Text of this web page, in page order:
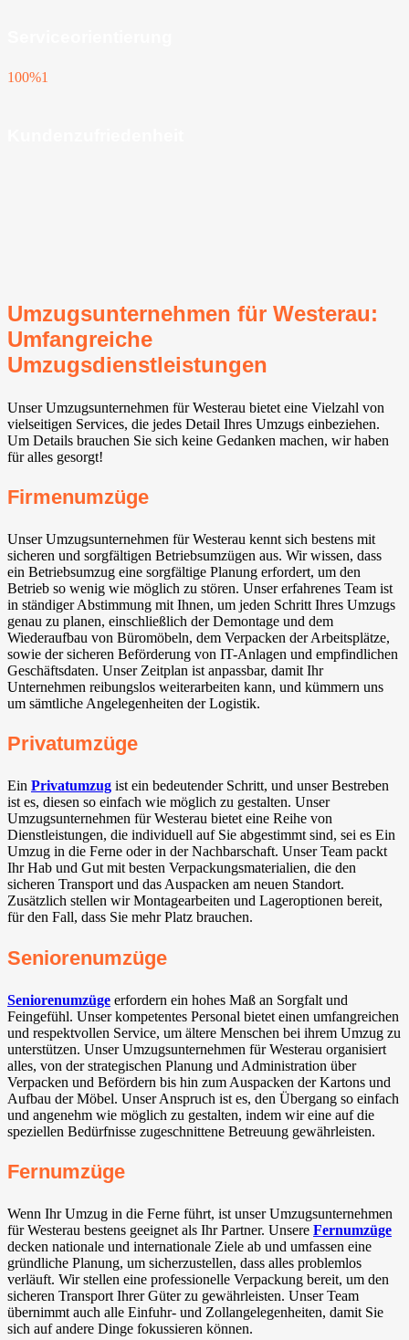
100%1
Umzugsunternehmen für Westerau:
Umfangreiche
Umzugsdienstleistungen
Unser Umzugsunternehmen für Westerau bietet eine Vielzahl von
vielseitigen Services, die jedes Detail Ihres Umzugs einbeziehen.
Um Details brauchen Sie sich keine Gedanken machen, wir haben
für alles gesorgt!
Firmenumzüge
Unser Umzugsunternehmen für Westerau kennt sich bestens mit
sicheren und sorgfältigen Betriebsumzügen aus. Wir wissen, dass
ein Betriebsumzug eine sorgfältige Planung erfordert, um den
Betrieb so wenig wie möglich zu stören. Unser erfahrenes Team ist
in ständiger Abstimmung mit Ihnen, um jeden Schritt Ihres Umzugs
genau zu planen, einschließlich der Demontage und dem
Wiederaufbau von Büromöbeln, dem Verpacken der Arbeitsplätze,
sowie der sicheren Beförderung von IT-Anlagen und empfindlichen
Geschäftsdaten. Unser Zeitplan ist anpassbar, damit Ihr
Unternehmen reibungslos weiterarbeiten kann, und kümmern uns
um sämtliche Angelegenheiten der Logistik.
Privatumzüge
Ein Privatumzug ist ein bedeutender Schritt, und unser Bestreben
ist es, diesen so einfach wie möglich zu gestalten. Unser
Umzugsunternehmen für Westerau bietet eine Reihe von
Dienstleistungen, die individuell auf Sie abgestimmt sind, sei es Ein
Umzug in die Ferne oder in der Nachbarschaft. Unser Team packt
Ihr Hab und Gut mit besten Verpackungsmaterialien, die den
sicheren Transport und das Auspacken am neuen Standort.
Zusätzlich stellen wir Montagearbeiten und Lageroptionen bereit,
für den Fall, dass Sie mehr Platz brauchen.
Seniorenumzüge
Seniorenumzüge erfordern ein hohes Maß an Sorgfalt und
Feingefühl. Unser kompetentes Personal bietet einen umfangreichen
und respektvollen Service, um ältere Menschen bei ihrem Umzug zu
unterstützen. Unser Umzugsunternehmen für Westerau organisiert
alles, von der strategischen Planung und Administration über
Verpacken und Befördern bis hin zum Auspacken der Kartons und
Aufbau der Möbel. Unser Anspruch ist es, den Übergang so einfach
und angenehm wie möglich zu gestalten, indem wir eine auf die
speziellen Bedürfnisse zugeschnittene Betreuung gewährleisten.
Fernumzüge
Wenn Ihr Umzug in die Ferne führt, ist unser Umzugsunternehmen
für Westerau bestens geeignet als Ihr Partner. Unsere Fernumzüge
decken nationale und internationale Ziele ab und umfassen eine
gründliche Planung, um sicherzustellen, dass alles problemlos
verläuft. Wir stellen eine professionelle Verpackung bereit, um den
sicheren Transport Ihrer Güter zu gewährleisten. Unser Team
übernimmt auch alle Einfuhr- und Zollangelegenheiten, damit Sie
sich auf andere Dinge fokussieren können.